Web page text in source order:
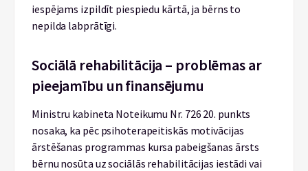
iespējams izpildīt piespiedu kārtā, ja bērns to
nepilda labprātīgi.
Sociālā rehabilitācija – problēmas ar
pieejamību un finansējumu
Ministru kabineta Noteikumu Nr. 726 20. punkts
nosaka, ka pēc psihoterapeitiskās motivācijas
ārstēšanas programmas kursa pabeigšanas ārsts
bērnu nosūta uz sociālās rehabilitācijas iestādi vai